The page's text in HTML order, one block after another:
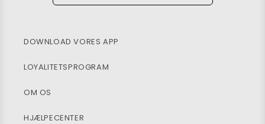
DOWNLOAD VORES APP
LOYALITETSPROGRAM
OM OS
HJÆLPECENTER